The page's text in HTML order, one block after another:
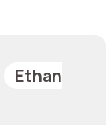
Ethan